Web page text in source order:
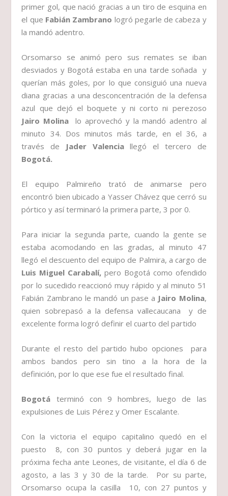
primer gol, que nació gracias a un tiro de esquina en
el que Fabián Zambrano logró pegarle de cabeza y
la mandó adentro.
Orsomarso se animó pero sus remates se iban
desviados y Bogotá estaba en una tarde soñada y
querían más goles, por lo que consiguió una nueva
diana gracias a una desconcentración de la defensa
azul que dejó el boquete y ni corto ni perezoso
Jairo Molina lo aprovechó y la mandó adentro al
minuto 34. Dos minutos más tarde, en el 36, a
través de
Jader Valenciallegó el tercero de
Bogotá.
El equipo Palmireño trató de animarse pero
encontró bien ubicado a Yasser Chávez que cerró su
pórtico y así terminaró la primera parte, 3 por 0.
Para iniciar la segunda parte, cuando la gente se
estaba acomodando en las gradas, al minuto 47
llegó el descuento del equipo de Palmira, a cargo de
Luis Miguel Carabalí, pero Bogotá como ofendido
por lo sucedido reaccionó muy rápido y al minuto 51
Fabián Zambrano le mandó un pase a Jairo Molina,
quien sobrepasó a la defensa vallecaucana y de
excelente forma logró definir el cuarto del partido
Durante el resto del partido hubo opciones para
ambos bandos pero sin tino a la hora de la
definición, por lo que ese fue el resultado final.
Bogotá terminó con 9 hombres, luego de las
expulsiones de Luis Pérez y Omer Escalante.
Con la victoria el equipo capitalino quedó en el
puesto 8, con 30 puntos y deberá jugar en la
próxima fecha ante Leones, de visitante, el día 6 de
agosto, a las 3 y 30 de la tarde. Por su parte,
Orsomarso ocupa la casilla 10, con 27 puntos y